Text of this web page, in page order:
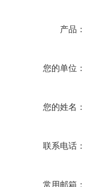
产品：
您的单位：
您的姓名：
联系电话：
常用邮箱：